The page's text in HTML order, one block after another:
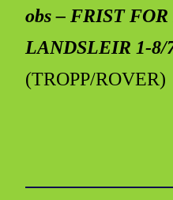
obs – FRIST
LANDSLEIR 1-8/
(TROPP/ROVER)